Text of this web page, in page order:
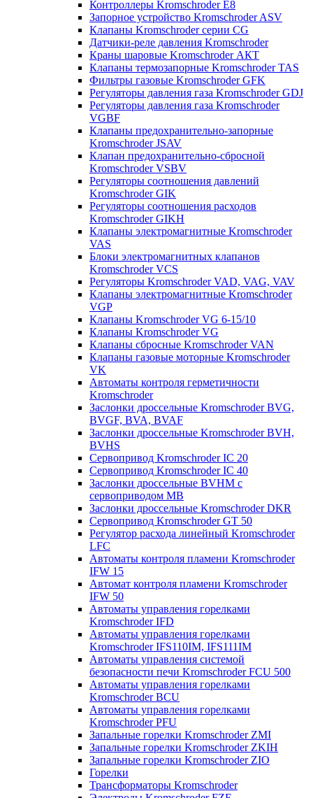
Контроллеры Kromschroder E8
Запорное устройство Kromschroder ASV
Клапаны Kromschroder серии CG
Датчики-реле давления Kromschroder
Краны шаровые Kromschroder АКТ
Клапаны термозапорные Kromschroder TAS
Фильтры газовые Kromschroder GFK
Регуляторы давления газа Kromschroder GDJ
Регуляторы давления газа Kromschroder
VGBF
Клапаны предохранительно-запорные
Kromschroder JSAV
Клапан предохранительно-сбросной
Kromschroder VSBV
Регуляторы соотношения давлений
Kromschroder GIK
Регуляторы соотношения расходов
Kromschroder GIKH
Клапаны электромагнитные Kromschroder
VAS
Блоки электромагнитных клапанов
Kromschroder VCS
Регуляторы Kromschroder VAD, VAG, VAV
Клапаны электромагнитные Kromschroder
VGP
Клапаны Kromschroder VG 6-15/10
Клапаны Kromschroder VG
Клапаны сбросные Kromschroder VAN
Клапаны газовые моторные Kromschroder
VK
Автоматы контроля герметичности
Kromschroder
Заслонки дроссельные Kromschroder BVG,
BVGF, BVA, BVAF
Заслонки дроссельные Kromschroder BVH,
BVHS
Сервопривод Kromschroder IC 20
Сервопривод Kromschroder IC 40
Заслонки дроссельные BVHM с
сервоприводом МВ
Заслонки дроссельные Kromschroder DKR
Cервопривод Kromschroder GT 50
Регулятор расхода линейный Kromschroder
LFC
Автоматы контроля пламени Kromschroder
IFW 15
Автомат контроля пламени Kromschroder
IFW 50
Автоматы управления горелками
Kromschroder IFD
Автоматы управления горелками
Kromschroder IFS110IM, IFS111IM
Автоматы управления системой
безопасности печи Kromschroder FCU 500
Автоматы управления горелками
Kromschroder BCU
Автоматы управления горелками
Kromschroder PFU
Запальные горелки Kromschroder ZМI
Запальные горелки Kromschroder ZKIH
Запальные горелки Kromschroder ZIO
Горелки
Трансформаторы Kromschroder